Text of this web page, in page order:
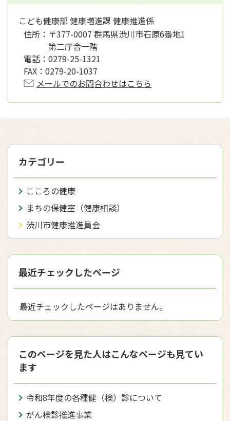
こども健康部 健康増進課 健康推進係
住所： 〒377-0007 群馬県渋川市石原6番地1
第二庁舎一階
電話： 0279-25-1321
FAX： 0279-20-1037
メールでのお問合わせはこちら
カテゴリー
こころの健康
まちの保健室（健康相談）
渋川市健康推進員会
最近チェックしたページ
最近チェックしたページはありません。
このページを見た人はこんなページも見てい
ます
令和8年度の各種健（検）診について
がん検診推進事業